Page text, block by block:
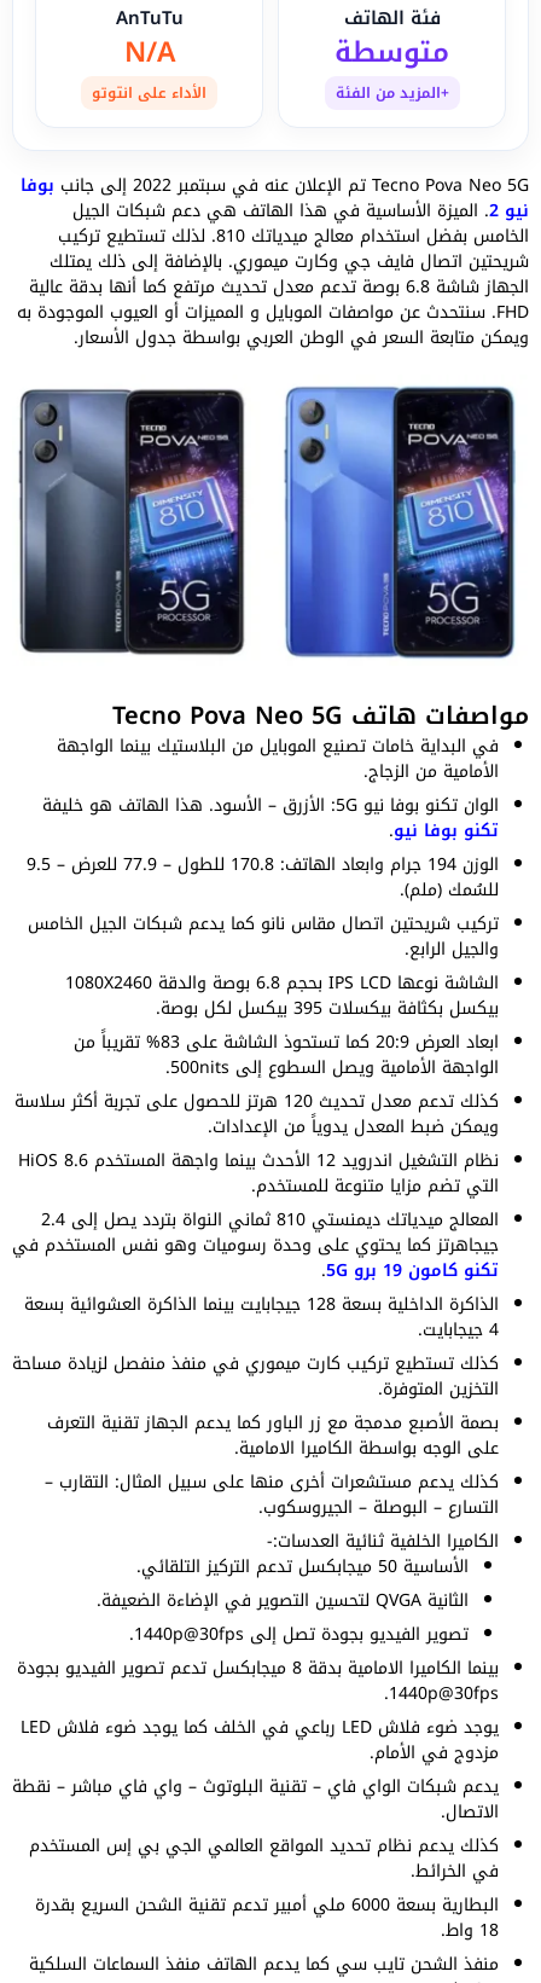
فئة الهاتف
متوسطة
+المزيد من الفئة
AnTuTu
N/A
الأداء على انتوتو
Tecno Pova Neo 5G تم الإعلان عنه في سبتمبر 2022 إلى جانب بوفا
نيو 2 . الميزة الأساسية في هذا الهاتف هي دعم شبكات الجيل
الخامس بفضل استخدام معالج ميدياتك 810. لذلك تستطيع تركيب
شريحتين اتصال فايف جي وكارت ميموري. بالإضافة إلى ذلك يمتلك
الجهاز شاشة 6.8 بوصة تدعم معدل تحديث مرتفع كما أنها بدقة عالية
FHD. سنتحدث عن مواصفات الموبايل و المميزات أو العيوب الموجودة به
ويمكن متابعة السعر في الوطن العربي بواسطة جدول الأسعار.
مواصفات هاتف Tecno Pova Neo 5G
في البداية خامات تصنيع الموبايل من البلاستيك بينما الواجهة
الأمامية من الزجاج.
الوان تكنو بوفا نيو 5G: الأزرق – الأسود. هذا الهاتف هو خليفة
تكنو بوفا نيو.
الوزن 194 جرام وابعاد الهاتف: 170.8 للطول – 77.9 للعرض – 9.5
للسُمك (ملم).
تركيب شريحتين اتصال مقاس نانو كما يدعم شبكات الجيل الخامس
والجيل الرابع.
الشاشة نوعها IPS LCD بحجم 6.8 بوصة والدقة 1080X2460
بيكسل بكثافة بيكسلات 395 بيكسل لكل بوصة.
ابعاد العرض 20:9 كما تستحوذ الشاشة على 83% تقريباً من
الواجهة الأمامية ويصل السطوع إلى 500nits.
كذلك تدعم معدل تحديث 120 هرتز للحصول على تجربة أكثر سلاسة
ويمكن ضبط المعدل يدوياً من الإعدادات.
نظام التشغيل اندرويد 12 الأحدث بينما واجهة المستخدم HiOS 8.6
التي تضم مزايا متنوعة للمستخدم.
المعالج ميدياتك ديمنستي 810 ثماني النواة بتردد يصل إلى 2.4
جيجاهرتز كما يحتوي على وحدة رسوميات وهو نفس المستخدم في
تكنو كامون 19 برو 5G
.
الذاكرة الداخلية بسعة 128 جيجابايت بينما الذاكرة العشوائية بسعة
4 جيجابايت.
كذلك تستطيع تركيب كارت ميموري في منفذ منفصل لزيادة مساحة
التخزين المتوفرة.
بصمة الأصبع مدمجة مع زر الباور كما يدعم الجهاز تقنية التعرف
على الوجه بواسطة الكاميرا الامامية.
كذلك يدعم مستشعرات أخرى منها على سبيل المثال: التقارب –
التسارع – البوصلة – الجيروسكوب.
الكاميرا الخلفية ثنائية العدسات:-
الأساسية 50 ميجابكسل تدعم التركيز التلقائي.
الثانية QVGA لتحسين التصوير في الإضاءة الضعيفة.
تصوير الفيديو بجودة تصل إلى 1440p@30fps.
بينما الكاميرا الامامية بدقة 8 ميجابكسل تدعم تصوير الفيديو بجودة
1440p@30fps.
يوجد ضوء فلاش LED رباعي في الخلف كما يوجد ضوء فلاش LED
مزدوج في الأمام.
يدعم شبكات الواي فاي – تقنية البلوتوث – واي فاي مباشر – نقطة
الاتصال.
كذلك يدعم نظام تحديد المواقع العالمي الجي بي إس المستخدم
في الخرائط.
البطارية بسعة 6000 ملي أمبير تدعم تقنية الشحن السريع بقدرة
18 واط.
منفذ الشحن تايب سي كما يدعم الهاتف منفذ السماعات السلكية